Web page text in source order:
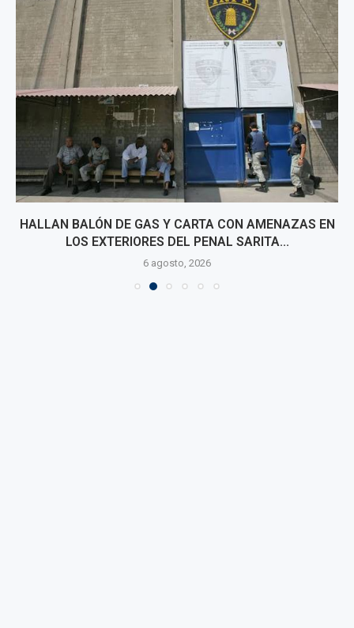
HALLAN BALÓN DE GAS Y CARTA CON AMENAZAS EN
LOS EXTERIORES DEL PENAL SARITA...
6 agosto, 2026